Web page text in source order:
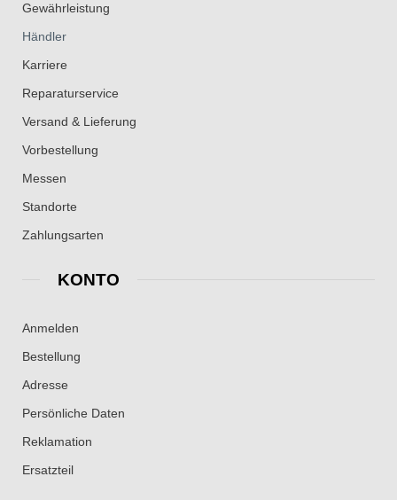
Gewährleistung
Händler
Karriere
Reparaturservice
Versand & Lieferung
Vorbestellung
Messen
Standorte
Zahlungsarten
KONTO
Anmelden
Bestellung
Adresse
Persönliche Daten
Reklamation
Ersatzteil